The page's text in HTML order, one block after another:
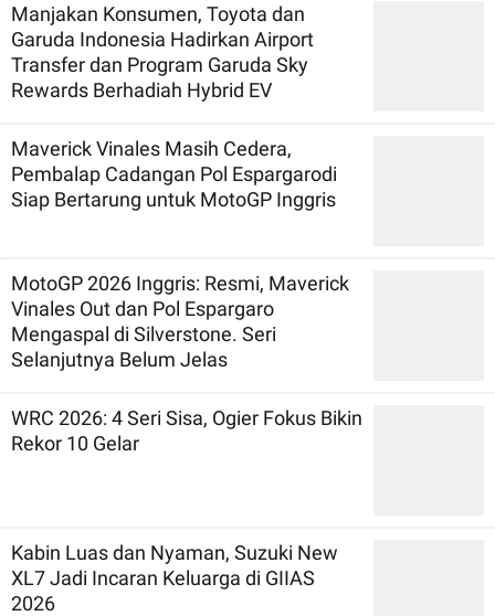
Manjakan Konsumen, Toyota dan
Garuda Indonesia Hadirkan Airport
Transfer dan Program Garuda Sky
Rewards Berhadiah Hybrid EV
Maverick Vinales Masih Cedera,
Pembalap Cadangan Pol Espargarodi
Siap Bertarung untuk MotoGP Inggris
MotoGP 2026 Inggris: Resmi, Maverick
Vinales Out dan Pol Espargaro
Mengaspal di Silverstone. Seri
Selanjutnya Belum Jelas
WRC 2026: 4 Seri Sisa, Ogier Fokus Bikin
Rekor 10 Gelar
Kabin Luas dan Nyaman, Suzuki New
XL7 Jadi Incaran Keluarga di GIIAS
2026